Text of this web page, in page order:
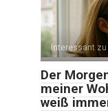
Interessant
Der
meiner
weiß